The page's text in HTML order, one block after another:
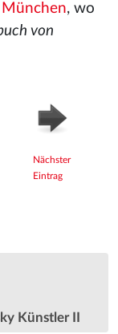
München, wo
von
Nächster
Eintrag
Künstler II